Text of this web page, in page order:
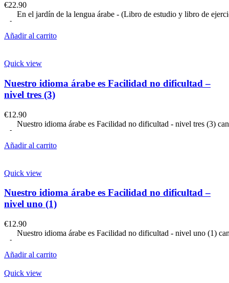
€22.90
En el jardín de la lengua árabe - (Libro de estudio y libro de
Añadir al carrito
Quick view
Nuestro idioma árabe es Facilidad no dificultad –
nivel tres (3)
€12.90
Nuestro idioma árabe es Facilidad no dificultad - nivel tres (3)
Añadir al carrito
Quick view
Nuestro idioma árabe es Facilidad no dificultad –
nivel uno (1)
€12.90
Nuestro idioma árabe es Facilidad no dificultad - nivel uno (1)
Añadir al carrito
Quick view